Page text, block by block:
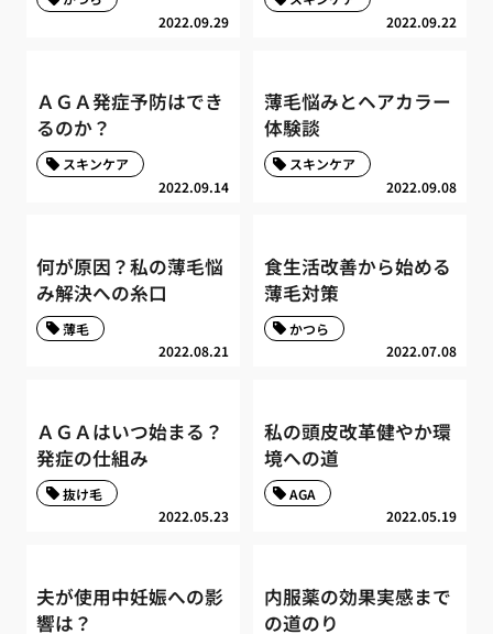
2022.09.29 2022.09.22
ＡＧＡ発症予防はでき
るのか？
2022.09.14
スキンケア
薄毛悩みとヘアカラー
体験談
2022.09.08
スキンケア
何が原因？私の薄毛悩
み解決への糸口
2022.08.21
薄毛
食生活改善から始める
薄毛対策
2022.07.08
かつら
ＡＧＡはいつ始まる？
発症の仕組み
2022.05.23
抜け毛
私の頭皮改革健やか環
境への道
2022.05.19
AGA
夫が使用中妊娠への影
響は？
内服薬の効果実感まで
の道のり